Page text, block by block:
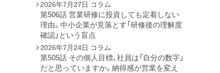
2026年7月27日 コラム
第506話 営業研修に投資しても定着しない
理由。中小企業が見落とす「研修後の理解度
確認」という盲点
2026年7月24日 コラム
第505話 その個人目標、社員は「自分の数字」
だと思っていますか。納得感が営業を変え